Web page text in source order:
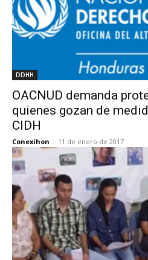
DDHH
OACNUD demanda
quienes gozan de
CIDH
Conexihon - 11 de enero de 2017